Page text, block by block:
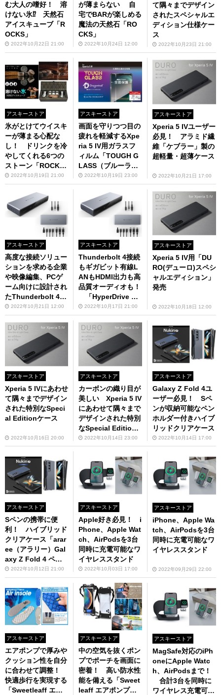
む大人の嗜好！ 溶
けない氷⁉ 天然石
アイスキューブ「R
OCKS」
2022年10月22日 21:00
が薄まらない 自
宅でBARが楽しめる
魔法の天然石「RO
CKS」
2022年10月24日 12:00
て隅々までデザイン
されたスペシャルエ
ディション仕様ケー
ス
2022年10月23日 21:00
アスキーストア
氷がとけてウイスキ
ーが薄まる心配な
し！ ドリンクを冷
やしてくれる6つの
ストーン「ROCK
S」2022年10月19日 21:00
アスキーストア
画面を守りつつ目の
疲れを軽減するXpe
ria 5 IV用ガラスフ
ィルム「TOUGH G
LASS（ブルーライ
トカットタイプ）」
2022年10月19日 23:00
アスキーストア
Xperia 5 IVユーザー
必見！ アラミド繊
維「ケブラー」製の
超軽量・超薄ケース
2022年10月21日 17:00
アスキーストア
高度な接続ソリュー
ションを求める企業
や映像編集、PCゲ
ーム向けに設計され
たThunderbolt 4ド
ッキングステーショ
ン
2022年10月21日 12:00
アスキーストア
Thunderbolt 4接続
もギガビット有線L
ANもHDMI出力も高
品質オーディオも！
「HyperDrive Th
underbolt 4 ドッキ
ングステーション」
（いまなら1500円
オフ！）
2022年10月17日 21:00
アスキーストア
Xperia 5 IV用「DU
RO(デューロ)スペシ
ャルエディション」
発売
2022年10月18日 12:00
アスキーストア
Xperia 5 IVにあわせ
て隅々までデザイン
された特別なSpeci
al Editionケース
2022年10月16日 20:00
アスキーストア
カーボンの織り目が
美しい Xperia 5 IV
にあわせて隅々まで
デザインされた特別
なSpecial Edition
ケース「Ultra Slim
& Lite Case DURO
Special Edition for
Xperia 5 IV」販売中
2022年10月14日 23:00
アスキーストア
Galaxy Z Fold 4ユ
ーザー必見！ Sペ
ンが収納可能なペン
ホルダー付きハイブ
リッドクリアケース
2022年10月14日 17:00
アスキーストア
Sペンの携帯に便
利！ ハイブリッド
クリアケース「arar
ee（アラリー）Gal
axy Z Fold 4 ペン
ホルダー付き Nukin
P クリア」（10月下
旬発売）
2022年10月12日 21:00
アスキーストア
Apple好き必見！ i
Phone、Apple Wat
ch、AirPodsを3台
同時に充電可能なワ
イヤレススタンド
2022年10月03日 17:00
アスキーストア
iPhone、Apple Wa
tch、AirPodsを3台
同時に充電可能なワ
イヤレススタンド
2022年09月29日 22:00
アスキーストア
エアポンプで厚みや
クッション性を自分
に合わせて調整！
快適歩行を実現する
「Sweetleaff エア
アスキーストア
中の空気を抜くポン
プでポーチを画面に
密着！ 高い防水性
能を備える「Sweet
leaff エアポンプ搭
アスキーストア
MagSafe対応のiPh
oneにApple Watc
h、AirPodsまで！
合計3台を同時に
ワイヤレス充電可能